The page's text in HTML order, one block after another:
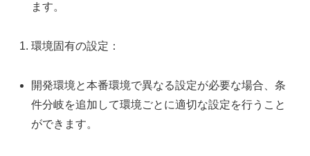
ます。
環境固有の設定：
開発環境と本番環境で異なる設定が必要な場合、条
件分岐を追加して環境ごとに適切な設定を行うこと
ができます。